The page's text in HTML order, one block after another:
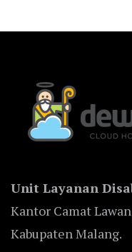
Unit Layanan
Kantor Camat
Kabupaten Malang.